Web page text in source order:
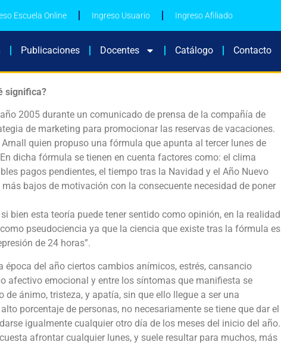
Escuela Online Ingreso Usuario Ingreso Afiliado
Publicaciones Docentes Catálogo Contacto
significa?
2005 durante un comunicado de prensa de la compañía de
de marketing para promocionar las reservas de vacaciones.
quien propuso una fórmula que apunta al tercer lunes de
dicha fórmula se tienen en cuenta factores como: el clima
pagos pendientes, el tiempo tras la Navidad y el Año Nuevo
bajos de motivación con la consecuente necesidad de poner
bien esta teoría puede tener sentido como opinión, en la realidad
pseudociencia ya que la ciencia que existe tras la fórmula es
de 24 horas”.
época del año ciertos cambios anímicos, estrés, cansancio
afectivo emocional y entre los síntomas que manifiesta se
ánimo, tristeza, y apatía, sin que ello llegue a ser una
porcentaje de personas, no necesariamente se tiene que dar el
igualmente cualquier otro día de los meses del inicio del año.
afrontar cualquier lunes, y suele resultar para muchos, más